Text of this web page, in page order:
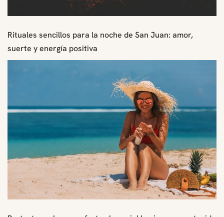
Rituales sencillos para la noche de San Juan: amor,
suerte y energía positiva